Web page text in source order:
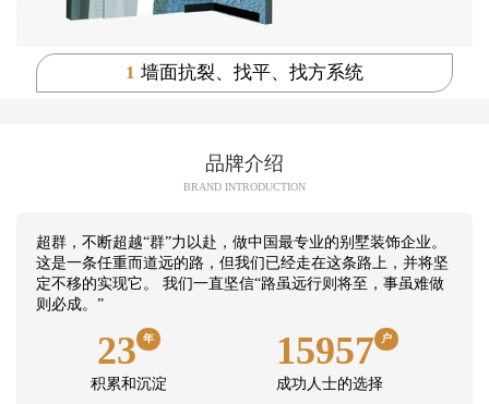
1 墙面抗裂、找平、找方系统
品牌介绍
BRAND INTRODUCTION
超群，不断超越“群”力以赴，做中国最专业的别墅装饰企业。
这是一条任重而道远的路，但我们已经走在这条路上，并将坚
定不移的实现它。 我们一直坚信“路虽远行则将至，事虽难做
则必成。”
23 年
积累和沉淀
15957 户
成功人士的选择